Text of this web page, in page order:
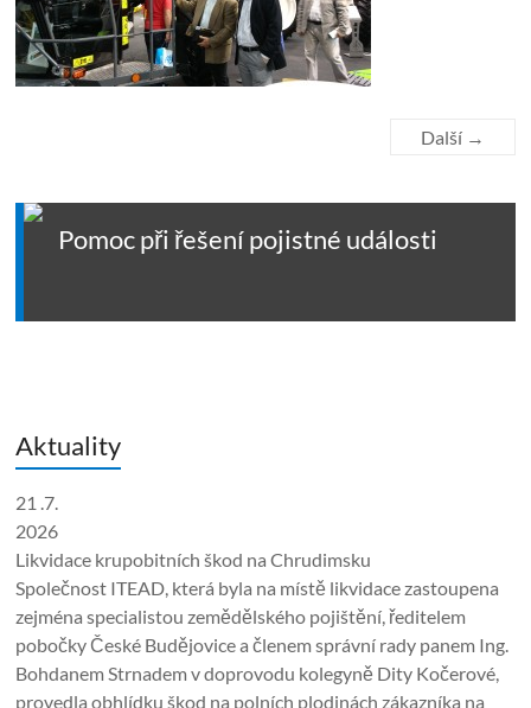
Další →
Pomoc při řešení pojistné události
Aktuality
21 .7.
2026
Likvidace krupobitních škod na Chrudimsku
Společnost ITEAD, která byla na místě likvidace zastoupena
zejména specialistou zemědělského pojištění, ředitelem
pobočky České Budějovice a členem správní rady panem Ing.
Bohdanem Strnadem v doprovodu kolegyně Dity Kočerové,
provedla obhlídku škod na polních plodinách zákazníka na